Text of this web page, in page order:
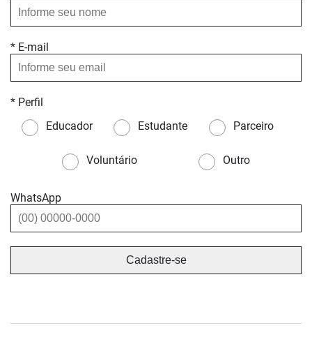
* E-mail
* Perfil
Educador
Estudante Parceiro
Voluntário Outro
WhatsApp